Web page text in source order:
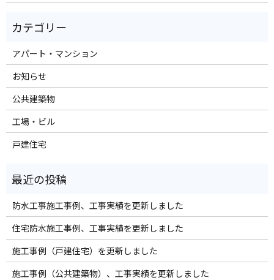
アパート・マンション
お知らせ
公共建築物
工場・ビル
戸建住宅
防水工事施工事例、工事実績を更新しました
住宅防水施工事例、工事実績を更新しました
施工事例（戸建住宅）を更新しました
施工事例（公共建築物）、工事実績を更新しました